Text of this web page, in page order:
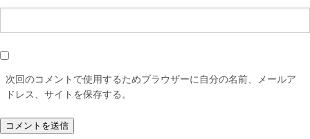
次回のコメントで使用するためブラウザーに自分の名前、メールア
ドレス、サイトを保存する。